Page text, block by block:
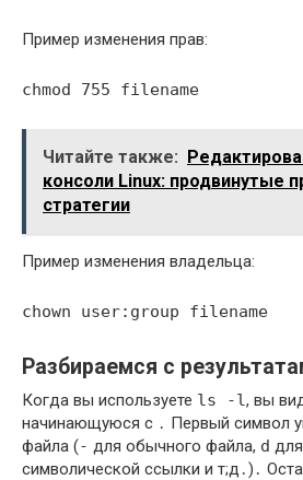
Пример изменения прав:
chmod 755 filename
Читайте также:
консоли Linux: продвинутые
стратегии
Пример изменения владельца:
chown user:group filename
Разбираемся с
Когда вы используете ls -l, вы
начинающуюся с ․ Первый символ
файла (- для обычного файла, d
символической ссылки и т;д․)․